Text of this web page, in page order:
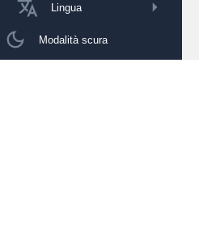
Lingua
Modalità scura